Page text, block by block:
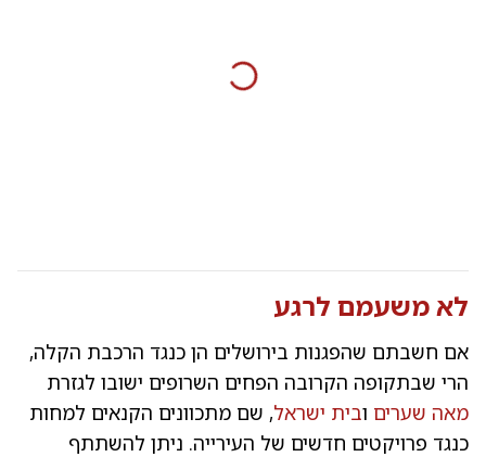
לא משעמם לרגע
אם חשבתם שהפגנות בירושלים הן כנגד הרכבת הקלה,
הרי שבתקופה הקרובה הפחים השרופים ישובו לגזרת
מאה שערים ובית ישראל, שם מתכוונים הקנאים למחות
כנגד פרויקטים חדשים של העירייה. ניתן להשתתף